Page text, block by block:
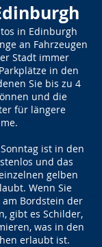
in Edinburgh
an Fahrzeugen
Stadt immer
in den
Sie bis zu 4
und die
für längere
ist in den
und das
gelben
Wenn Sie
am Bordstein der
gibt es Schilder,
was in den
erlaubt ist.